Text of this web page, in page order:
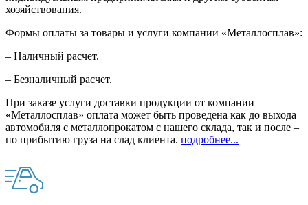
хозяйствования.
Формы оплаты за товары и услуги компании «Металлосплав»:
– Наличный расчет.
– Безналичный расчет.
При заказе услуги доставки продукции от компании
«Металлосплав» оплата может быть проведена как до выхода
автомобиля с металлопрокатом с нашего склада, так и после –
по прибытию груза на слад клиента. подробнее...